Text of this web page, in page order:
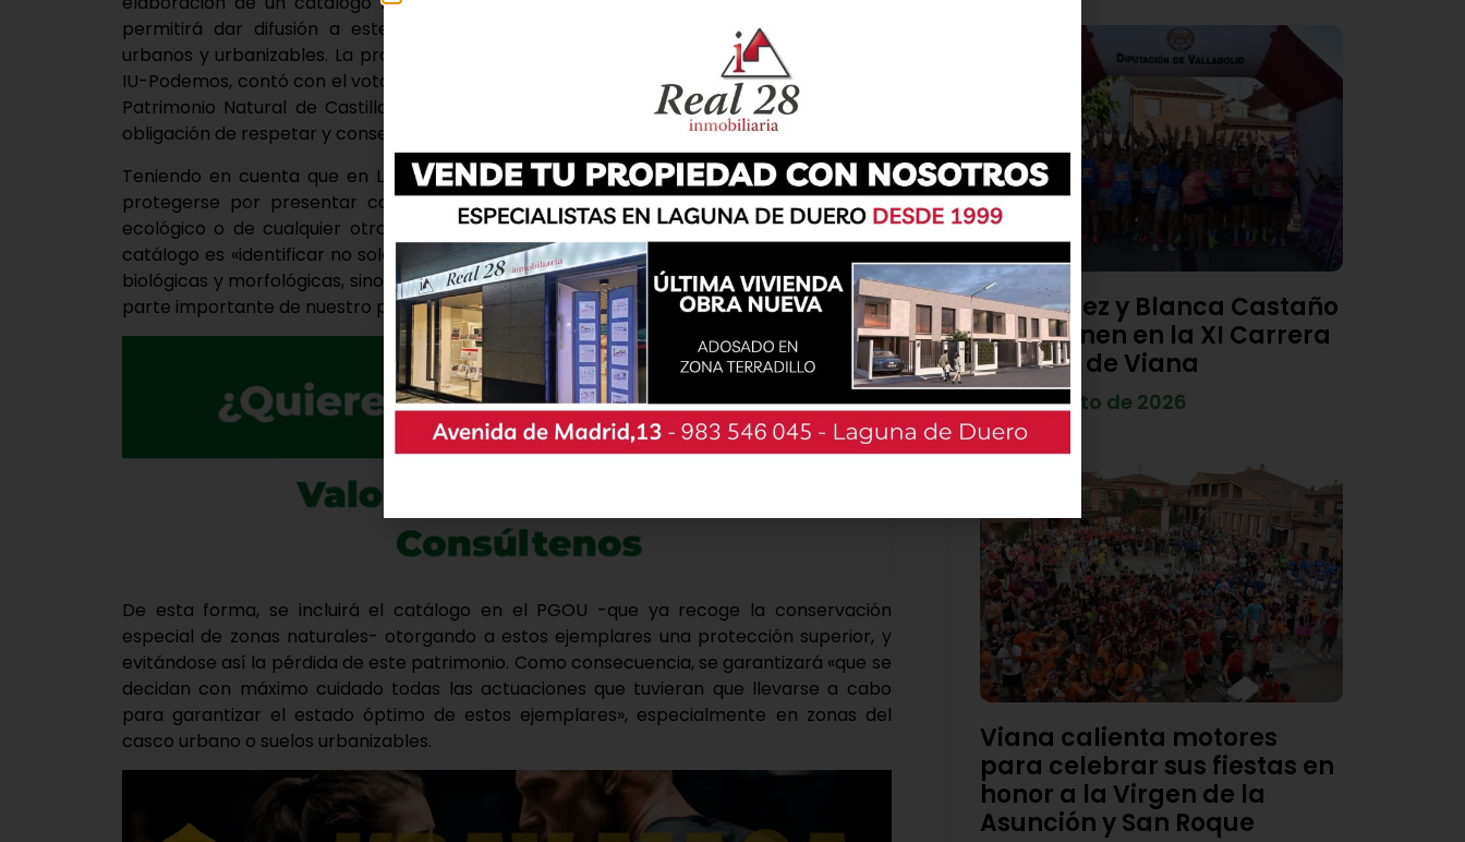
permitirá dar difusión a este patrimonio y otorgarle máxima protección en suelos
urbanos y urbanizables. La propuesta, presentada a través de una moción por el grupo
IU-Podemos, contó con el voto favorable de todos los grupos, y está basada en la Ley de
Patrimonio Natural de Castilla y León, que dispone que los poderes públicos tienen la
obligación de respetar y conservar sus entornos naturales».
Teniendo en cuenta que en Laguna de Duero existen árboles y arboledas que «deben
protegerse por presentar características destacables de tipo paisajístico, biológico,
ecológico o de cualquier otra naturaleza histórica o cultural», el objetivo principal del
catálogo es «identificar no solo a los ejemplares más relevantes por sus características
biológicas y morfológicas, sino también aquellos árboles que se hayan convertido en una
parte importante de nuestro pueblo por su vinculación a la cultura o a la historia».
De esta forma, se incluirá el catálogo en el PGOU -que ya recoge la conservación
especial de zonas naturales- otorgando a estos ejemplares una protección superior, y
evitándose así la pérdida de este patrimonio. Como consecuencia, se garantizará «que se
decidan con máximo cuidado todas las actuaciones que tuvieran que llevarse a cabo
para garantizar el estado óptimo de estos ejemplares», especialmente en zonas del
casco urbano o suelos urbanizables.
Diego Díez y Blanca Castaño
se imponen en la XI Carrera
Popular de Viana
4 de agosto de 2026
Viana calienta motores
para celebrar sus fiestas en
honor a la Virgen de la
Asunción y San Roque